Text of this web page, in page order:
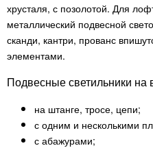
хрусталя, с позолотой. Для
металлический подвесной
сканди, кантри, прованс
элементами.
Подвесные светильники на
на штанге, тросе, цепи;
с одним и несколькими
с абажурами;